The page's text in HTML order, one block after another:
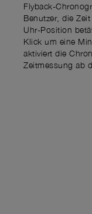
Flyback-
Benutzer, die
Uhr-Position
Klick um eine
aktiviert die
Zeitmessung ab